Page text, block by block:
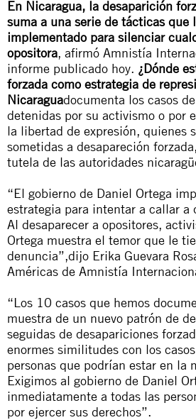
En Nicaragua, la desaparición
suma a una serie de tácticas que
implementado para silenciar
opositora, afirmó Amnistía
informe publicado hoy. ¿Dónde
forzada como estrategia de
Nicaraguadocumenta los casos
detenidas por su activismo o por
la libertad de expresión, quienes
sometidas a desapareción
tutela de las autoridades
“El gobierno de Daniel Ortega
estrategia para intentar a callar a
Al desaparecer a opositores,
Ortega muestra el temor que le
denuncia”,dijo Erika Guevara
Américas de Amnistía
“Los 10 casos que hemos
muestra de un nuevo patrón de
seguidas de desapariciones
enormes similitudes con los
personas que podrían estar en la
Exigimos al gobierno de Daniel
inmediatamente a todas las
por ejercer sus derechos”.